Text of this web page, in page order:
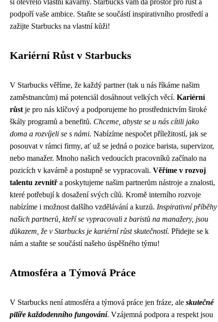
si otevřelo vlastní kavárny. Starbucks vám dá prostor pro růst a
podpoří vaše ambice. Staňte se součástí inspirativního prostředí a
zažijte Starbucks na vlastní kůži!
Kariérní Růst v Starbucks
V Starbucks věříme, že každý partner (tak u nás říkáme našim
zaměstnancům) má potenciál dosáhnout velkých věcí. Kariérní
růst je pro nás klíčový a podporujeme ho prostřednictvím široké
škály programů a benefitů. Chceme, abyste se u nás cítili jako
doma a rozvíjeli se s námi. Nabízíme nespočet příležitostí, jak se
posouvat v rámci firmy, ať už se jedná o pozice barista, supervizor,
nebo manažer. Mnoho našich vedoucích pracovníků začínalo na
pozicích v kavárně a postupně se vypracovali. Věříme v rozvoj
talentu zevnitř a poskytujeme našim partnerům nástroje a znalosti,
které potřebují k dosažení svých cílů. Kromě interního rozvoje
nabízíme i možnost dalšího vzdělávání a kurzů. Inspirativní příběhy
našich partnerů, kteří se vypracovali z baristů na manažery, jsou
důkazem, že v Starbucks je kariérní růst skutečností. Přidejte se k
nám a staňte se součástí našeho úspěšného týmu!
Atmosféra a Týmová Práce
V Starbucks není atmosféra a týmová práce jen fráze, ale skutečné
pilíře každodenního fungování. Vzájemná podpora a respekt jsou